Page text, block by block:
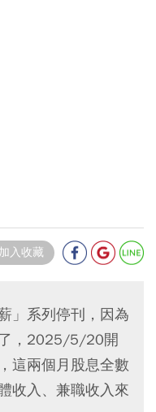
加入收藏
」系列停刊，因為
，2025/5/20開
這兩個月股息全數
收入、兼職收入來